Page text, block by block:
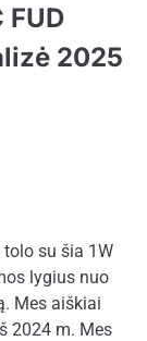
FUD
2025
tolo su šia 1W
lygius nuo
Mes aiškiai
2024 m. Mes